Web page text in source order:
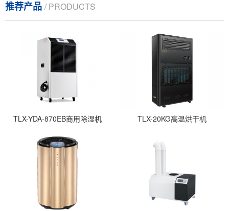
推荐产品 / PRODUCTS
TLX-YDA-870EB商用除湿机 TLX-20KG高温烘干机